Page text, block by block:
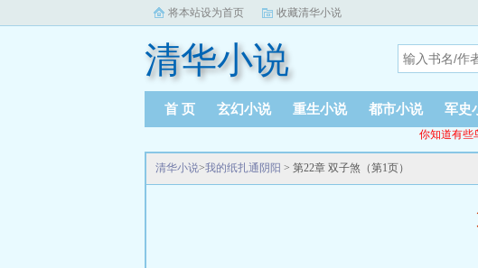
将本站设为首页 收藏清华小说
清华小说
首 页 玄幻小说 重生小说 都市小说 军史
你知道有些
清华小说>我的纸扎通阴阳 > 第22章 双子煞（第1页）